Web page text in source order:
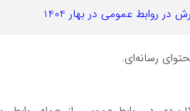
روابط عمومی در بهار 1404
رسانه‌ای.